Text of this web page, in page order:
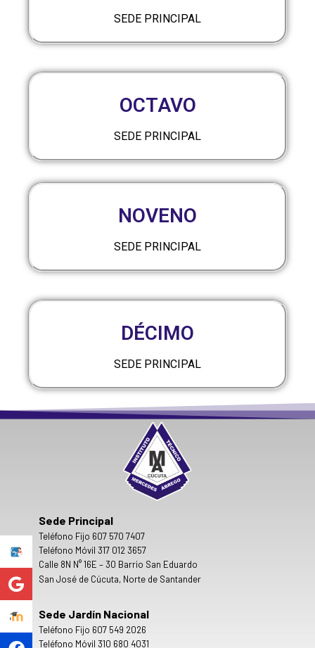
SEDE PRINCIPAL
OCTAVO
SEDE PRINCIPAL
NOVENO
SEDE PRINCIPAL
DÉCIMO
SEDE PRINCIPAL
Sede Principal
Teléfono Fijo 607 570 7407
Teléfono Móvil 317 012 3657
Calle 8N N° 16E – 30 Barrio San Eduardo
San José de Cúcuta, Norte de Santander
Sede Jardín Nacional
Teléfono Fijo 607 549 2026
Teléfono Móvil 310 680 4031